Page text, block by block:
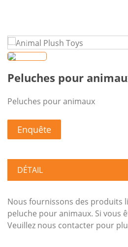
Peluches pour
Peluches pour animaux
Enquête
DÉTAIL
Nous fournissons des produits
peluche pour animaux. Si vous
Veuillez nous contacter pour